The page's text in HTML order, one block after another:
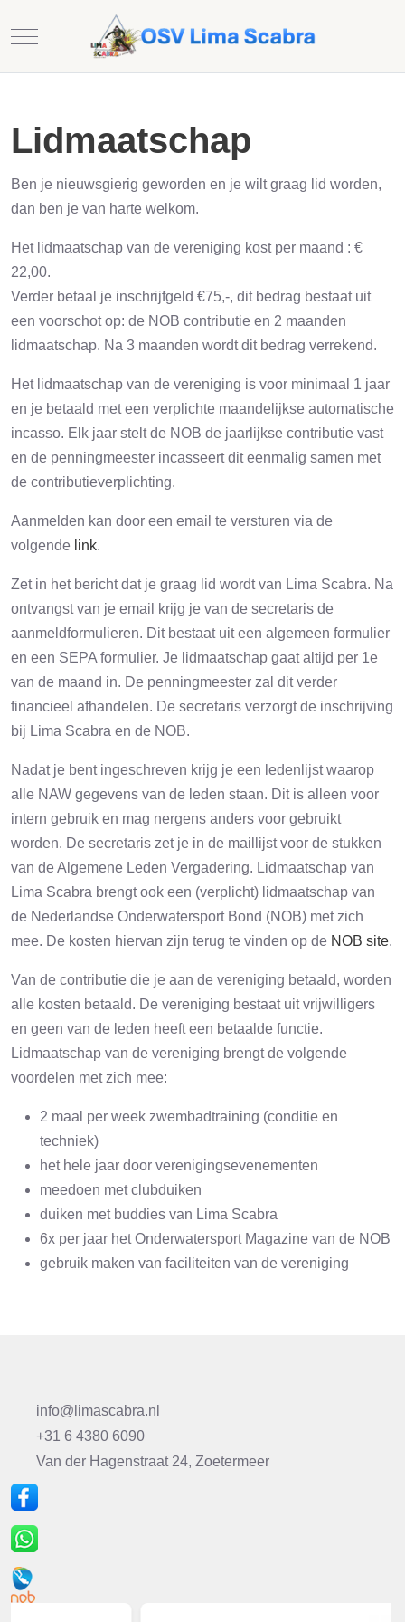
Mobile Menu Toggle
Lidmaatschap
Ben je nieuwsgierig geworden en je wilt graag lid worden,
dan ben je van harte welkom.
Het lidmaatschap van de vereniging kost per maand : €
22,00.
Verder betaal je inschrijfgeld €75,-, dit bedrag bestaat uit
een voorschot op: de NOB contributie en 2 maanden
lidmaatschap. Na 3 maanden wordt dit bedrag verrekend.
Het lidmaatschap van de vereniging is voor minimaal 1 jaar
en je betaald met een verplichte maandelijkse automatische
incasso. Elk jaar stelt de NOB de jaarlijkse contributie vast
en de penningmeester incasseert dit eenmalig samen met
de contributieverplichting.
Aanmelden kan door een email te versturen via de
volgende link.
Zet in het bericht dat je graag lid wordt van Lima Scabra. Na
ontvangst van je email krijg je van de secretaris de
aanmeldformulieren. Dit bestaat uit een algemeen formulier
en een SEPA formulier. Je lidmaatschap gaat altijd per 1e
van de maand in. De penningmeester zal dit verder
financieel afhandelen. De secretaris verzorgt de inschrijving
bij Lima Scabra en de NOB.
Nadat je bent ingeschreven krijg je een ledenlijst waarop
alle NAW gegevens van de leden staan. Dit is alleen voor
intern gebruik en mag nergens anders voor gebruikt
worden. De secretaris zet je in de maillijst voor de stukken
van de Algemene Leden Vergadering. Lidmaatschap van
Lima Scabra brengt ook een (verplicht) lidmaatschap van
de Nederlandse Onderwatersport Bond (NOB) met zich
mee. De kosten hiervan zijn terug te vinden op de NOB site.
Van de contributie die je aan de vereniging betaald, worden
alle kosten betaald. De vereniging bestaat uit vrijwilligers
en geen van de leden heeft een betaalde functie.
Lidmaatschap van de vereniging brengt de volgende
voordelen met zich mee:
2 maal per week zwembadtraining (conditie en
techniek)
het hele jaar door verenigingsevenementen
meedoen met clubduiken
duiken met buddies van Lima Scabra
6x per jaar het Onderwatersport Magazine van de NOB
gebruik maken van faciliteiten van de vereniging
info@limascabra.nl
+31 6 4380 6090
Van der Hagenstraat 24, Zoetermeer